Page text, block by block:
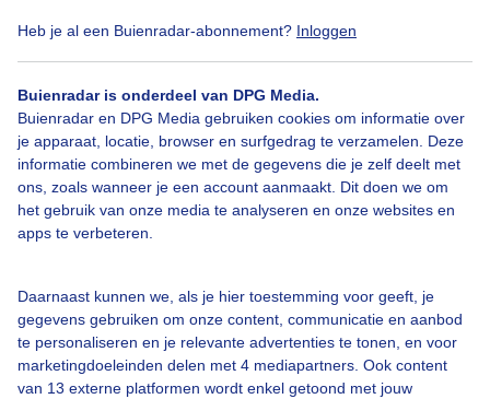
Heb je al een Buienradar-abonnement? Inloggen
Buienradar is onderdeel van DPG Media.
Buienradar en DPG Media gebruiken cookies om informatie over
je apparaat, locatie, browser en surfgedrag te verzamelen. Deze
informatie combineren we met de gegevens die je zelf deelt met
ons, zoals wanneer je een account aanmaakt. Dit doen we om
het gebruik van onze media te analyseren en onze websites en
apps te verbeteren.
Daarnaast kunnen we, als je hier toestemming voor geeft, je
gegevens gebruiken om onze content, communicatie en aanbod
te personaliseren en je relevante advertenties te tonen, en voor
marketingdoeleinden delen met 4 mediapartners. Ook content
van 13 externe platformen wordt enkel getoond met jouw
Regen Wolken Onweer
Bekijk slideshow